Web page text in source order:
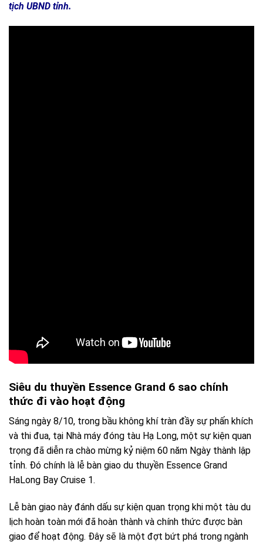
tịch UBND tỉnh.
Siêu du thuyền Essence Grand 6 sao chính
thức đi vào hoạt động
Sáng ngày 8/10, trong bầu không khí tràn đầy sự phấn khích
và thi đua, tại Nhà máy đóng tàu Hạ Long, một sự kiện quan
trọng đã diễn ra chào mừng kỷ niệm 60 năm Ngày thành lập
tỉnh. Đó chính là lễ bàn giao du thuyền Essence Grand
HaLong Bay Cruise 1.
Lễ bàn giao này đánh dấu sự kiện quan trọng khi một tàu du
lịch hoàn toàn mới đã hoàn thành và chính thức được bàn
giao để hoạt động. Đây sẽ là một đợt bứt phá trong ngành